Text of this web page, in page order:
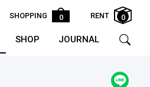
SHOPPING 0 RENT 0
SHOP JOURNAL